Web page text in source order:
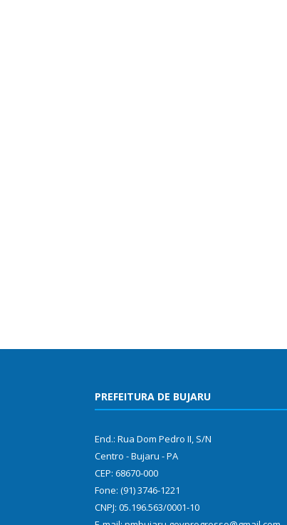
PREFEITURA DE BUJARU
End.: Rua Dom Pedro II, S/N
Centro - Bujaru - PA
CEP: 68670-000
Fone: (91) 3746-1221
CNPJ: 05.196.563/0001-10